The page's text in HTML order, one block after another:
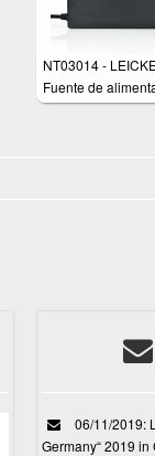
NT03014 -
Fuente de
12V 6,25A 75W
06/11/2019:
Germany“ 2019